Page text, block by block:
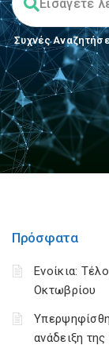
Συχνές
Πρόσφατα
Ενοίκια:
Οκτωβρίου
ανάδειξη